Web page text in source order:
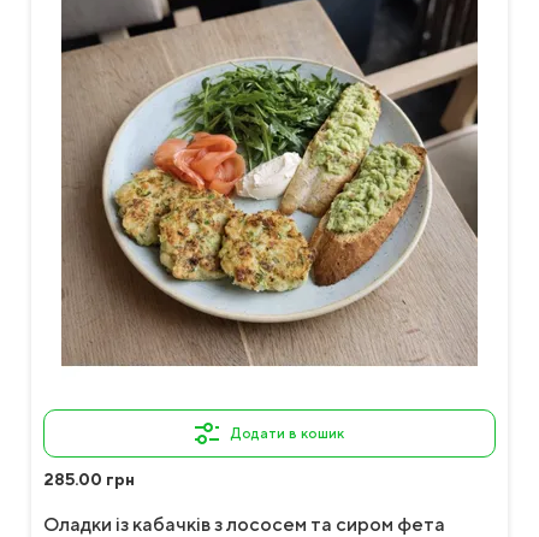
Додати в кошик
285.00 грн
Оладки із кабачків з лососем та сиром фета